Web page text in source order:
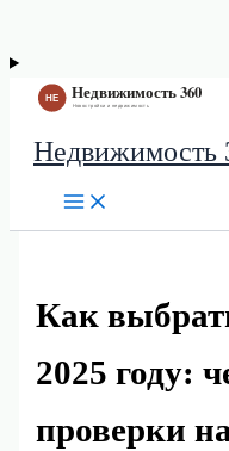
Недвижимость
Как
2025 году:
проверки